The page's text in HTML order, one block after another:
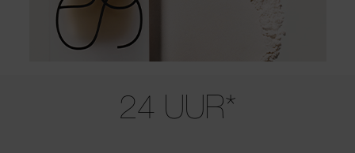
24 UUR*